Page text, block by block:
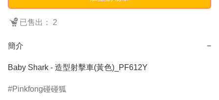
已售出： 2
簡介 −
Baby Shark - 造型射擊車(黃色)_PF612Y
Pinkfong碰碰狐